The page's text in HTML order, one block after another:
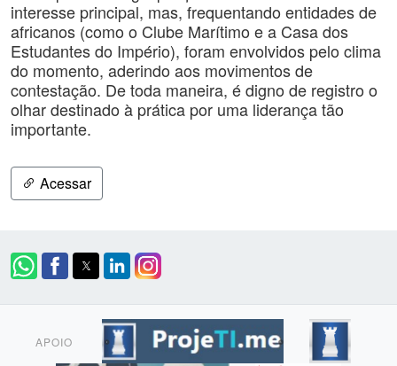
interesse principal, mas, frequentando entidades de
africanos (como o Clube Marítimo e a Casa dos
Estudantes do Império), foram envolvidos pelo clima
do momento, aderindo aos movimentos de
contestação. De toda maneira, é digno de registro o
olhar destinado à prática por uma liderança tão
importante.
Acessar
APOIO